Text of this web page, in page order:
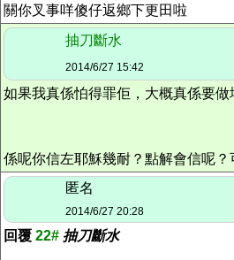
關你叉事咩傻仔返鄉下更田啦
抽刀斷水
2014/6/27 15:42
如果我真係怕得罪佢，大概真係要做
係呢你信左耶穌幾耐？點解會信呢？
匿名
2014/6/27 20:28
回覆 22# 抽刀斷水